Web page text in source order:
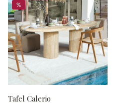
%
%
Tafel Calerio